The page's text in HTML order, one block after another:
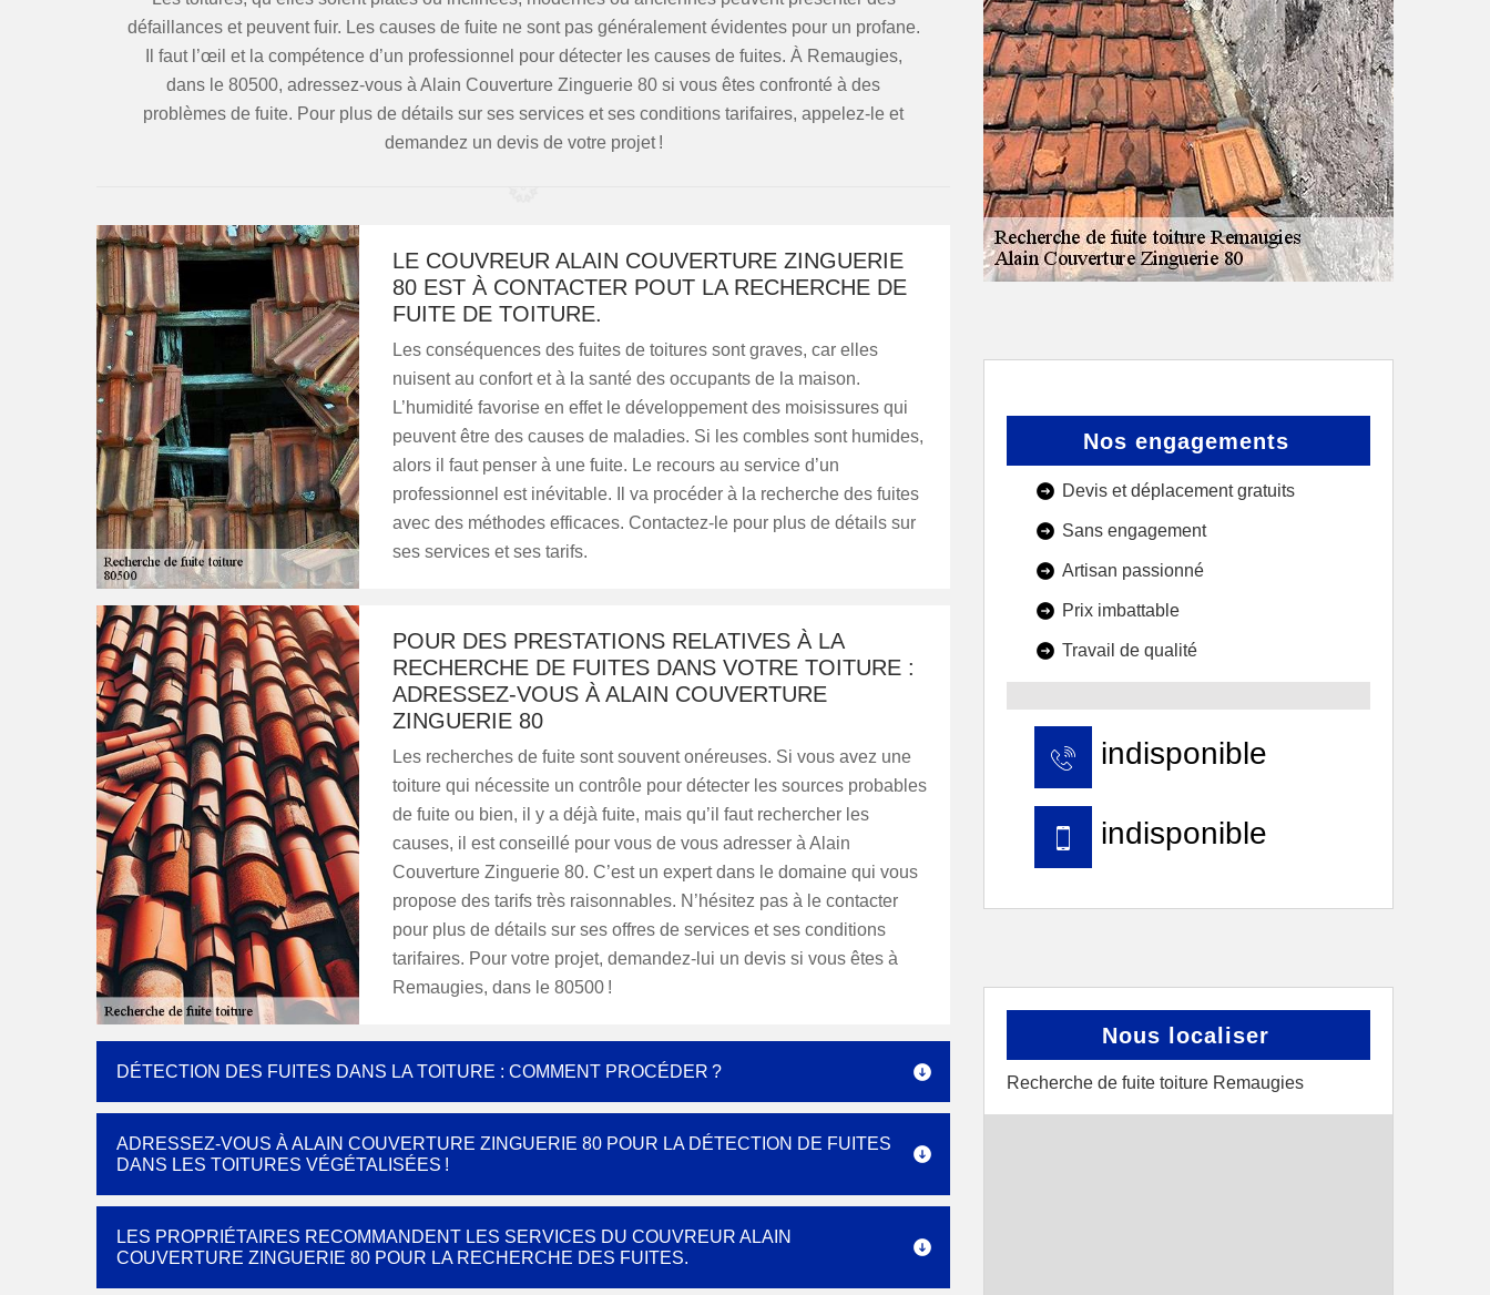
défaillances et peuvent fuir. Les causes de fuite ne sont pas généralement évidentes pour un profane.
Il faut l’œil et la compétence d’un professionnel pour détecter les causes de fuites. À Remaugies,
dans le 80500, adressez-vous à Alain Couverture Zinguerie 80 si vous êtes confronté à des
problèmes de fuite. Pour plus de détails sur ses services et ses conditions tarifaires, appelez-le et
demandez un devis de votre projet !
LE COUVREUR ALAIN COUVERTURE ZINGUERIE
80 EST À CONTACTER POUT LA RECHERCHE DE
FUITE DE TOITURE.
Les conséquences des fuites de toitures sont graves, car elles
nuisent au confort et à la santé des occupants de la maison.
L’humidité favorise en effet le développement des moisissures qui
peuvent être des causes de maladies. Si les combles sont humides,
alors il faut penser à une fuite. Le recours au service d’un
professionnel est inévitable. Il va procéder à la recherche des fuites
avec des méthodes efficaces. Contactez-le pour plus de détails sur
ses services et ses tarifs.
POUR DES PRESTATIONS RELATIVES À LA
RECHERCHE DE FUITES DANS VOTRE TOITURE :
ADRESSEZ-VOUS À ALAIN COUVERTURE
ZINGUERIE 80
Les recherches de fuite sont souvent onéreuses. Si vous avez une
toiture qui nécessite un contrôle pour détecter les sources probables
de fuite ou bien, il y a déjà fuite, mais qu’il faut rechercher les
causes, il est conseillé pour vous de vous adresser à Alain
Couverture Zinguerie 80. C’est un expert dans le domaine qui vous
propose des tarifs très raisonnables. N’hésitez pas à le contacter
pour plus de détails sur ses offres de services et ses conditions
tarifaires. Pour votre projet, demandez-lui un devis si vous êtes à
Remaugies, dans le 80500 !
DÉTECTION DES FUITES DANS LA TOITURE : COMMENT PROCÉDER ?
ADRESSEZ-VOUS À ALAIN COUVERTURE ZINGUERIE 80 POUR LA DÉTECTION DE FUITES
DANS LES TOITURES VÉGÉTALISÉES !
LES PROPRIÉTAIRES RECOMMANDENT LES SERVICES DU COUVREUR ALAIN
COUVERTURE ZINGUERIE 80 POUR LA RECHERCHE DES FUITES.
Nos engagements
Devis et déplacement gratuits
Sans engagement
Artisan passionné
Prix imbattable
Travail de qualité
indisponible
indisponible
Nous localiser
Recherche de fuite toiture Remaugies